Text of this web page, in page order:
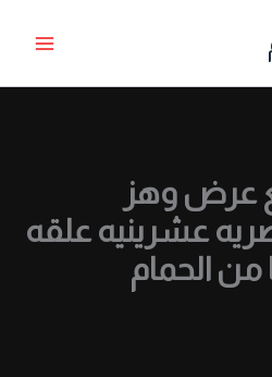
عرض وهز
عشرينيه علقه
الحمام